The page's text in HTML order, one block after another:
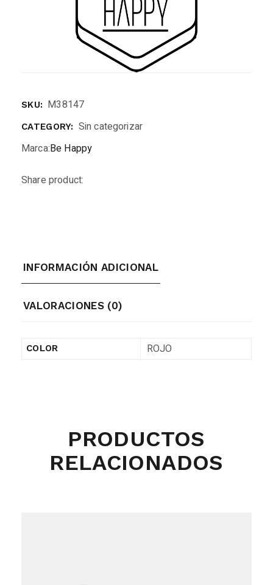
SKU: M38147
CATEGORY: Sin categorizar
Marca:Be Happy
Share product:
INFORMACIÓN ADICIONAL
VALORACIONES (0)
COLOR ROJO
PRODUCTOS
RELACIONADOS